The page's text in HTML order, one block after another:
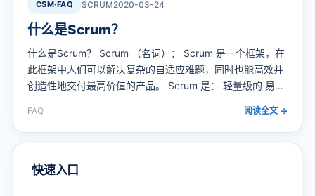
CSM·FAQ SCRUM2020-03-24
什么是Scrum？
什么是Scrum？ Scrum （名词）： Scrum 是一个框架，在
此框架中人们可以解决复杂的自适应难题，同时也能高效并
创造性地交付最高价值的产品。 Scrum 是： 轻量级的 易于
初以来，它就已经被应用于管理复杂产品的工作上。Scrum
并不是一种过程、技术或决定性方法。倒不如说，它是一个
FAQ 阅读全文 →
快速入口